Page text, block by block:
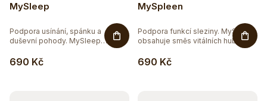
MySleep
690 Kč
Podpora usínání, spánku a
duševní pohody. MySleep
MySpleen
690 Kč
Podpora funkcí sleziny. MySpleen
obsahuje směs vitálních hub...